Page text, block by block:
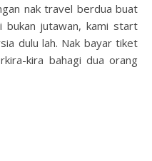
nak travel berdua buat
bukan jutawan, kami start
dulu lah. Nak bayar tiket
kira bahagi dua orang